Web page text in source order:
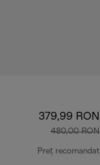
379,99 RON
480,00 RON
Preț recomandat